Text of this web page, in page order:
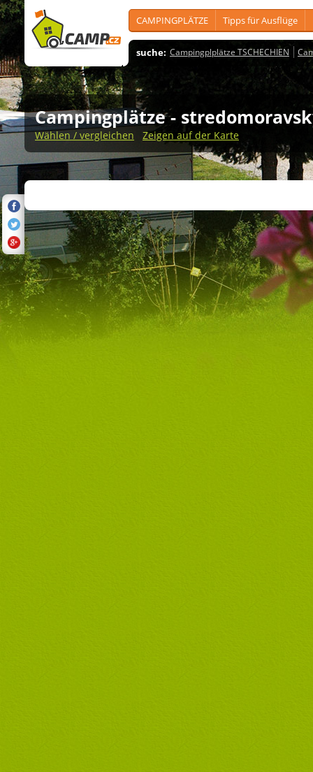
CAMPINGPLÄTZE Tipps für Ausflüge
suche: Campingplplätze TSCHECHIEN
Campingplätze -
Wählen / vergleichen Zeigen auf der Karte